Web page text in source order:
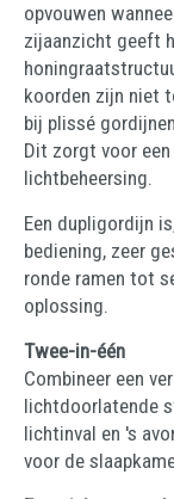
opvouwen
zijaanzicht geeft
koorden zijn niet
bij plissé
Dit zorgt voor
lichtbeheersing.
Een dupligordijn
bediening, zeer
ronde ramen tot
oplossing.
Twee-in-één
Combineer een
lichtdoorlatende
lichtinval en 's
voor de